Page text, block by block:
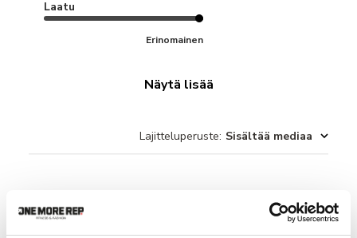
Laatu
Erinomainen
Näytä lisää
Lajitteluperuste: Sisältää mediaa
Heli T.
Vahvistettu ostaja